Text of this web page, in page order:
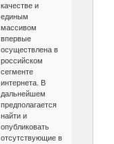
качестве и
единым
массивом
впервые
осуществлена в
российском
сегменте
интернета. В
дальнейшем
предполагается
найти и
опубликовать
отсутствующие в